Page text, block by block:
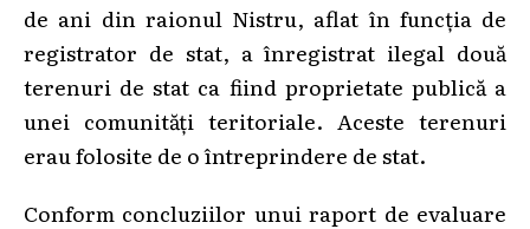
de ani din raionul Nistru, aflat în funcția de
registrator de stat, a înregistrat ilegal două
terenuri de stat ca fiind proprietate publică a
unei comunități teritoriale. Aceste terenuri
erau folosite de o întreprindere de stat.
Conform concluziilor unui raport de evaluare